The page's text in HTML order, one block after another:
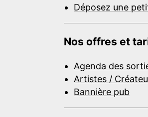
Déposez une
Nos offres et
Agenda des
Artistes /
Bannière pub